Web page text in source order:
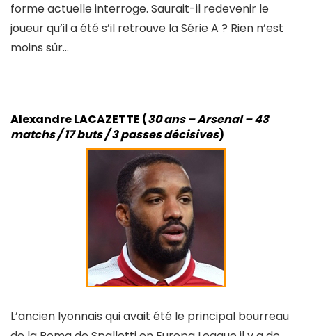
forme actuelle interroge. Saurait-il redevenir le
joueur qu’il a été s’il retrouve la Série A ? Rien n’est
moins sûr…
Alexandre LACAZETTE (30 ans – Arsenal – 43
matchs / 17 buts / 3 passes décisives)
L’ancien lyonnais qui avait été le principal bourreau